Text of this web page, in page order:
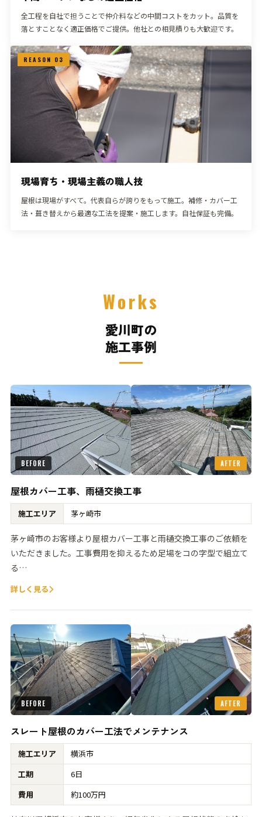
全工程を自社で担うことで仲介料などの中間コストをカット。品質を
落とすことなく適正価格でご提供。他社との相見積りも大歓迎です。
REASON 03
現場育ち・現場主義の職人技
屋根は現場がすべて。代表自らが誇りをもって施工。補修・カバー工
法・葺き替えから最適な工法を提案・施工します。自社保証も完備。
Works
愛川町の
施工事例
BEFORE AFTER
屋根カバー工事、雨樋交換工事
施工エリア 茅ヶ崎市
茅ヶ崎市のお客様より屋根カバー工事と雨樋交換工事のご依頼を
いただきました。工事費用を抑えるため足場をコの字型で組立て
る…
詳しく見る
BEFORE AFTER
スレート屋根のカバー工法でメンテナンス
施工エリア
横浜市
工期
6日
費用
約100万円